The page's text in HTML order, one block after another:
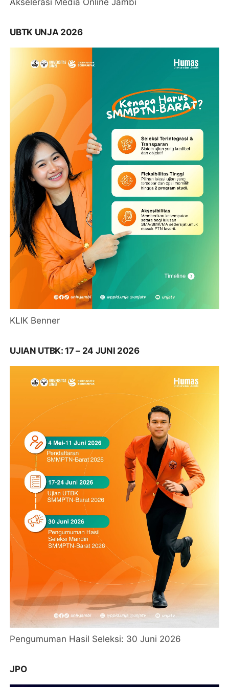
Akselerasi Media Online Jambi
UBTK UNJA 2026
KLIK Benner
UJIAN UTBK: 17 – 24 JUNI 2026
Pengumuman Hasil Seleksi: 30 Juni 2026
JPO